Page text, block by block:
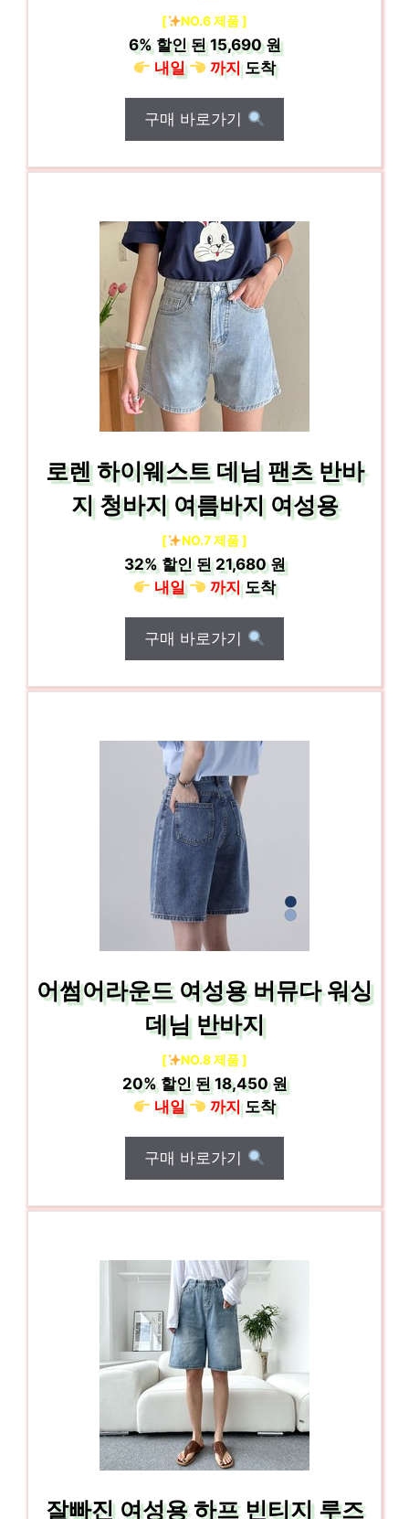
[ NO.6 제품 ]
6%할인 된15,690 원
내일
까지도착
구매 바로가기
로렌 하이웨스트 데님 팬츠 반바
지 청바지 여름바지 여성용
[ NO.7 제품 ]
32%할인 된21,680 원
내일
까지도착
구매 바로가기
어썸어라운드 여성용 버뮤다 워싱
데님 반바지
[ NO.8 제품 ]
20%할인 된18,450 원
내일
까지도착
구매 바로가기
잘빠진 여성용 하프 빈티지 루즈